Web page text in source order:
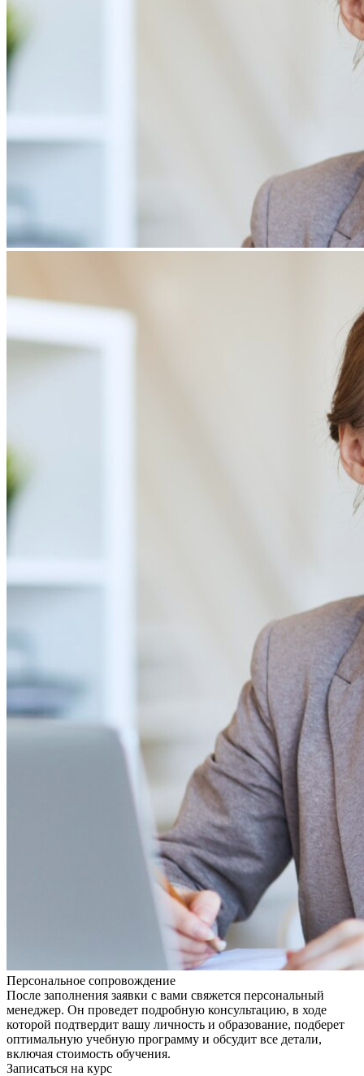
Персональное сопровождение
После заполнения заявки с вами свяжется персональный
менеджер. Он проведет подробную консультацию, в ходе
которой подтвердит вашу личность и образование, подберет
оптимальную учебную программу и обсудит все детали,
включая стоимость обучения.
Записаться на курс